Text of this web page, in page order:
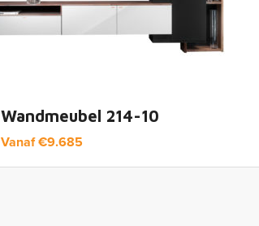
Wandmeubel 214-10
Vanaf€9.685